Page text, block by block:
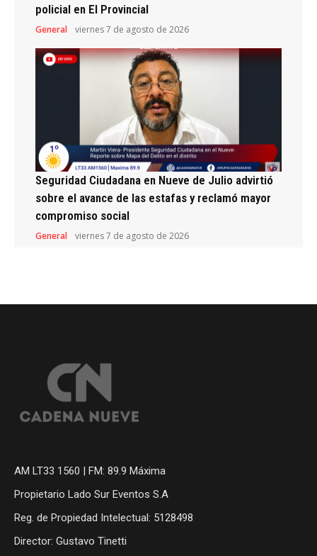
policial en El Provincial
General viernes 7 de agosto de 2026
Seguridad Ciudadana en Nueve de Julio advirtió
sobre el avance de las estafas y reclamó mayor
compromiso social
General viernes 7 de agosto de 2026
AM LT33 1560 | FM: 89.9 Máxima
Propietario Lado Sur Eventos S.A
Reg. de Propiedad Intelectual: 5128498
Director: Gustavo Tinetti